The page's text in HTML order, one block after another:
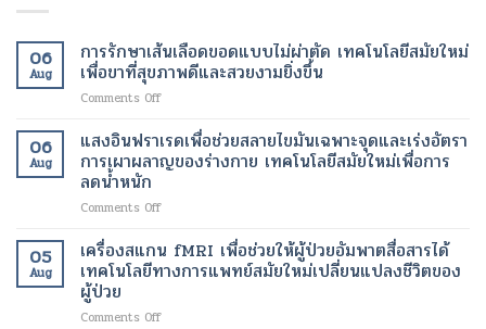
06
Aug
การรักษาเส้นเลือดขอดแบบไม่ผ่าตัด เทคโนโลยีสมัยใหม่
เพื่อขาที่สุขภาพดีและสวยงามยิ่งขึ้น
Comments Offon
รักษา
เส้นเลือด
ขอด
ไม่
เทคโนโลยี
สมัย
ใหม่
ขา
06
Aug
แสงอินฟราเรดเพื่อช่วยสลายไขมันเฉพาะจุดและเร่งอัตรา
การเผาผลาญของร่างกาย เทคโนโลยีสมัยใหม่เพื่อการ
ลดน้ำหนัก
Comments Offon
อินฟราเรด
เพื่อ
ช่วย
ไข
05
Aug
เครื่องสแกน fMRI เพื่อช่วยให้ผู้ป่วยอัมพาตสื่อสารได้
เทคโนโลยีทางการแพทย์สมัยใหม่เปลี่ยนแปลงชีวิตของ
ผู้ป่วย
Comments Offon